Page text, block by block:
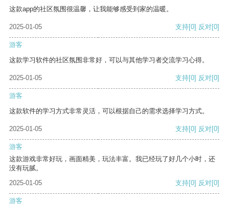
这款app的社区氛围很温馨，让我能够感受到家的温暖。
2025-01-05 支持[0] 反对[0]
游客
这款学习软件的社区氛围非常好，可以与其他学习者交流学习心得。
2025-01-05 支持[0] 反对[0]
游客
这款软件的学习方式非常灵活，可以根据自己的需求选择学习方式。
2025-01-05 支持[0] 反对[0]
游客
这款游戏非常好玩，画面精美，玩法丰富。我已经玩了好几个小时，还
没有玩腻。
2025-01-05
支持[0] 反对[0]
游客